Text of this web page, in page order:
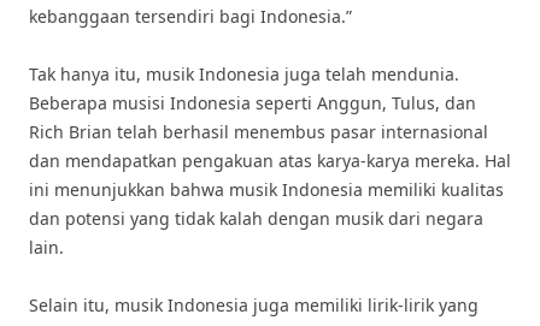
kebanggaan tersendiri bagi Indonesia.”
Tak hanya itu, musik Indonesia juga telah mendunia.
Beberapa musisi Indonesia seperti Anggun, Tulus, dan
Rich Brian telah berhasil menembus pasar internasional
dan mendapatkan pengakuan atas karya-karya mereka. Hal
ini menunjukkan bahwa musik Indonesia memiliki kualitas
dan potensi yang tidak kalah dengan musik dari negara
lain.
Selain itu, musik Indonesia juga memiliki lirik-lirik yang